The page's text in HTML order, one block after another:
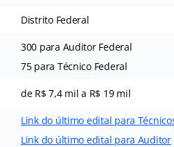
Distrito Federal
300 para Auditor Federal
75 para Técnico Federal
de R$ 7,4 mil a R$ 19 mil
Link do último edital para
Link do último edital para Auditor